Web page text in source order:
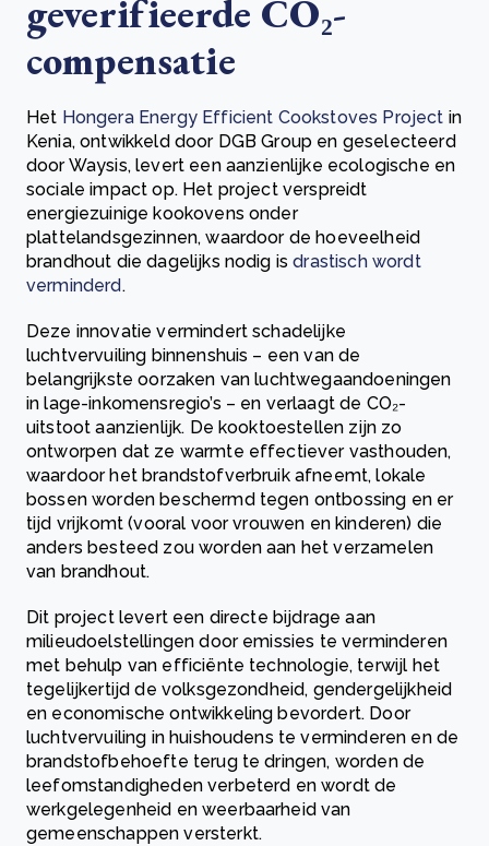
geverifieerde CO₂-
compensatie
Het Hongera Energy Efficient Cookstoves Project in
Kenia, ontwikkeld door DGB Group en geselecteerd
door Waysis, levert een aanzienlijke ecologische en
sociale impact op. Het project verspreidt
energiezuinige kookovens onder
plattelandsgezinnen, waardoor de hoeveelheid
brandhout die dagelijks nodig isdrastisch wordt
verminderd.
Deze innovatie vermindert schadelijke
luchtvervuiling binnenshuis – een van de
belangrijkste oorzaken van luchtwegaandoeningen
in lage-inkomensregio’s – en verlaagt de CO₂-
uitstoot aanzienlijk. De kooktoestellen zijn zo
ontworpen dat ze warmte effectiever vasthouden,
waardoor het brandstofverbruik afneemt, lokale
bossen worden beschermd tegen ontbossing en er
tijd vrijkomt (vooral voor vrouwen en kinderen) die
anders besteed zou worden aan het verzamelen
van brandhout.
Dit project levert een directe bijdrage aan
milieudoelstellingen door emissies te verminderen
met behulp van efficiënte technologie, terwijl het
tegelijkertijd de volksgezondheid, gendergelijkheid
en economische ontwikkeling bevordert. Door
luchtvervuiling in huishoudens te verminderen en de
brandstofbehoefte terug te dringen, worden de
leefomstandigheden verbeterd en wordt de
werkgelegenheid en weerbaarheid van
gemeenschappen versterkt.